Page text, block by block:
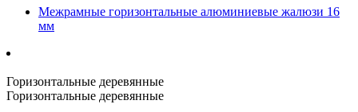
Межрамные горизонтальные алюминиевые жалюзи 16
мм
Горизонтальные деревянные
Горизонтальные деревянные